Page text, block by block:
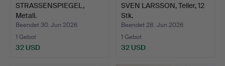
STRASSENSPIEGEL,
Metall.
Beendet 30. Jun 2026
1 Gebot
32 USD
SVEN LARSSON, Teller, 12
Stk.
Beendet 28. Jun 2026
1 Gebot
32 USD